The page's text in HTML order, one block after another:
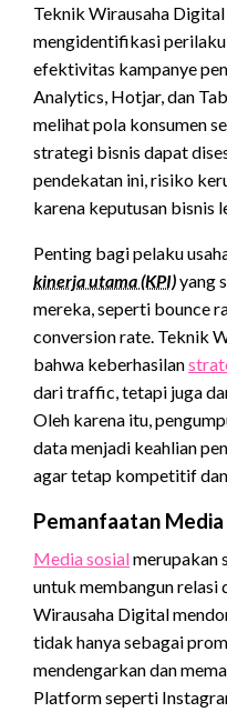
Teknik Wirausaha
mengidentifikasi perilaku
efektivitas kampanye
Analytics, Hotjar, dan
melihat pola konsumen
strategi bisnis dapat
pendekatan ini, risiko
karena keputusan bisnis
Penting bagi pelaku
kinerja utama (KPI)yang
mereka, seperti bounce
conversion rate. Teknik
bahwa keberhasilan
dari traffic, tetapi juga
Oleh karena itu,
data menjadi keahlian
agar tetap kompetitif dan
Pemanfaatan
Media sosialmerupakan
untuk membangun relasi
Wirausaha Digital
tidak hanya sebagai
mendengarkan dan
Platform seperti